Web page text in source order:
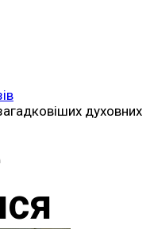
духовних